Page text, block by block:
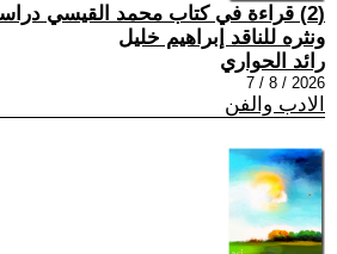
(2) قراءة في كتاب محمد القيسي
ونثره للناقد إبراهيم خليل
رائد الحواري
2026 / 8 / 7
الادب والفن